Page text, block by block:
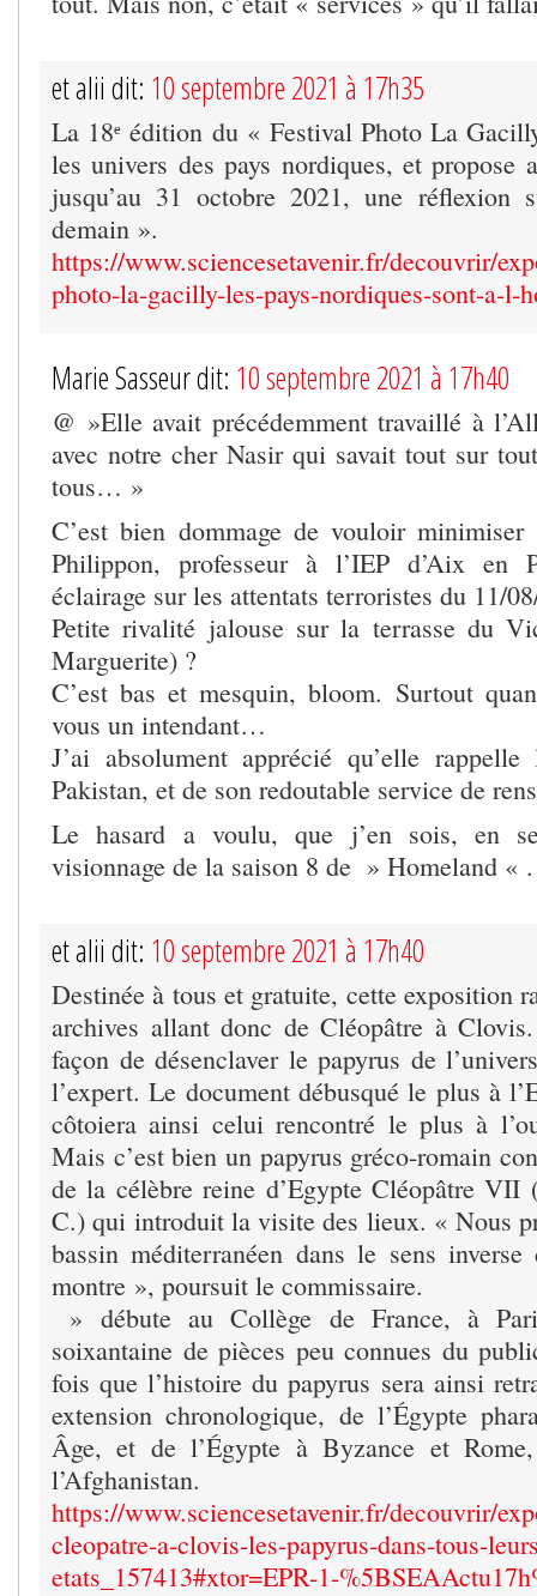
et alii dit: 10 septembre 2021 à 17h35
La 18ᵉ édition du « Festival Photo La
les univers des pays nordiques, et propose
jusqu’au 31 octobre 2021, une
demain ».
https://www.sciencesetavenir.fr/decouvrir/
photo-la-gacilly-les-pays-nordiques-sont-a-l-
Marie Sasseur dit: 10 septembre 2021 à 17h40
@ »Elle avait précédemment travaillé à
avec notre cher Nasir qui savait tout sur
tous… »
C’est bien dommage de vouloir
Philippon, professeur à l’IEP d’Aix en
éclairage sur les attentats terroristes du 11/
Petite rivalité jalouse sur la terrasse du
Marguerite) ?
C’est bas et mesquin, bloom. Surtout
vous un intendant…
J’ai absolument apprécié qu’elle
Pakistan, et de son redoutable service de
Le hasard a voulu, que j’en sois, en
visionnage de la saison 8 de » Homeland « .
et alii dit: 10 septembre 2021 à 17h40
Destinée à tous et gratuite, cette exposition
archives allant donc de Cléopâtre à
façon de désenclaver le papyrus de
l’expert. Le document débusqué le plus à
côtoiera ainsi celui rencontré le plus à
Mais c’est bien un papyrus gréco-romain
de la célèbre reine d’Egypte Cléopâtre VII
C.) qui introduit la visite des lieux. « Nous
bassin méditerranéen dans le sens inverse
montre », poursuit le commissaire.
» débute au Collège de France, à
soixantaine de pièces peu connues du
fois que l’histoire du papyrus sera ainsi
extension chronologique, de l’Égypte
Âge, et de l’Égypte à Byzance et
l’Afghanistan.
https://www.sciencesetavenir.fr/decouvrir/
cleopatre-a-clovis-les-papyrus-dans-tous-
etats_157413#xtor=EPR-1-